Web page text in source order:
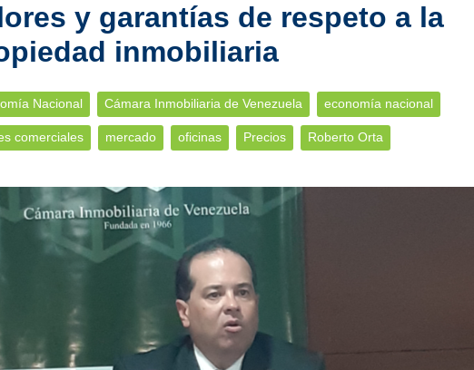
y garantías de respeto a la
inmobiliaria
Nacional Cámara Inmobiliaria de Venezuela economía nacional
comerciales mercado oficinas Precios Roberto Orta